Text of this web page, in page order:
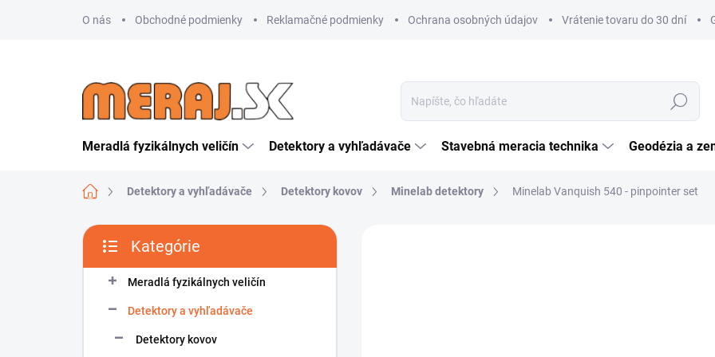
O nás Obchodné podmienky Reklamačné podmienky Ochrana osobných údajov Vrátenie tovaru do 30 dní
Hľadať
Meradlá fyzikálnych veličín Detektory a vyhľadávače Stavebná meracia technika Geodézia a
DomovDetektory a vyhľadávače Detektory kovov Minelab detektory Minelab Vanquish 540 - pinpointer set
B
č
kategórie
Kategórie
Meradlá fyzikálnych veličín
Detektory a vyhľadávače
Detektory kovov